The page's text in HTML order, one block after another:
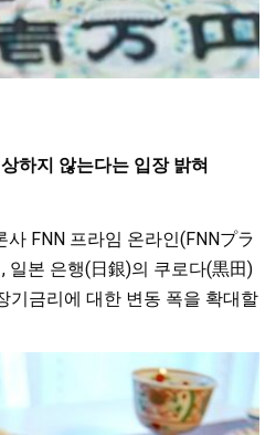
하지 않는다는 입장 밝혀
FNN 프라임 온라인(FNNプラ
일본 은행(日銀)의 쿠로다(黒田)
기금리에 대한 변동 폭을 확대할